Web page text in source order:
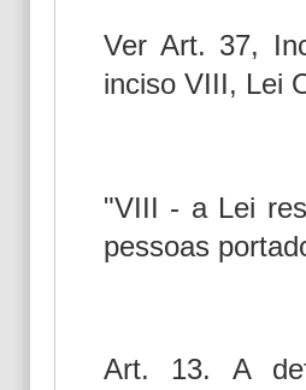
Ver Art. 37,
inciso VIII, Lei
"VIII - a Lei
pessoas
Art. 13. A